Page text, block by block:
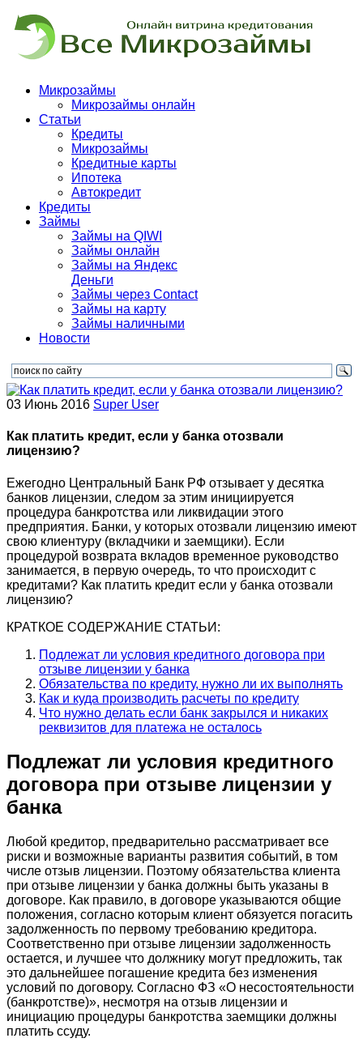
Микрозаймы
Микрозаймы онлайн
Статьи
Кредиты
Микрозаймы
Кредитные карты
Ипотека
Автокредит
Кредиты
Займы
Займы на QIWI
Займы онлайн
Займы на Яндекс
Деньги
Займы через Contact
Займы на карту
Займы наличными
Новости
03 Июнь 2016 Super User
Как платить кредит, если у банка отозвали
лицензию?
Ежегодно Центральный Банк РФ отзывает у десятка
банков лицензии, следом за этим инициируется
процедура банкротства или ликвидации этого
предприятия. Банки, у которых отозвали лицензию имеют
свою клиентуру (вкладчики и заемщики). Если
процедурой возврата вкладов временное руководство
занимается, в первую очередь, то что происходит с
кредитами? Как платить кредит если у банка отозвали
лицензию?
КРАТКОЕ СОДЕРЖАНИЕ СТАТЬИ:
Подлежат ли условия кредитного договора при
отзыве лицензии у банка
Обязательства по кредиту, нужно ли их выполнять
Как и куда производить расчеты по кредиту
Что нужно делать если банк закрылся и никаких
реквизитов для платежа не осталось
Подлежат ли условия кредитного
договора при отзыве лицензии у
банка
Любой кредитор, предварительно рассматривает все
риски и возможные варианты развития событий, в том
числе отзыв лицензии. Поэтому обязательства клиента
при отзыве лицензии у банка должны быть указаны в
договоре. Как правило, в договоре указываются общие
положения, согласно которым клиент обязуется погасить
задолженность по первому требованию кредитора.
Соответственно при отзыве лицензии задолженность
остается, и лучшее что должнику могут предложить, так
это дальнейшее погашение кредита без изменения
условий по договору. Согласно ФЗ «О несостоятельности
(банкротстве)», несмотря на отзыв лицензии и
инициацию процедуры банкротства заемщики должны
платить ссуду.